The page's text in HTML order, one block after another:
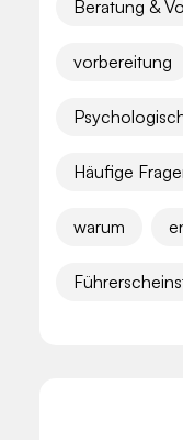
Beratung &
vorbereitung
Häufige
warum